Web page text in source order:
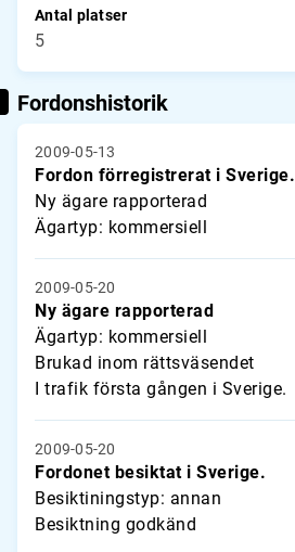
Antal platser
5
Fordonshistorik
2009-05-13
Fordon förregistrerat i Sverige.
Ny ägare rapporterad
Ägartyp: kommersiell
2009-05-20
Ny ägare rapporterad
Ägartyp: kommersiell
Brukad inom rättsväsendet
I trafik första gången i Sverige.
2009-05-20
Fordonet besiktat i Sverige.
Besiktiningstyp: annan
Besiktning godkänd